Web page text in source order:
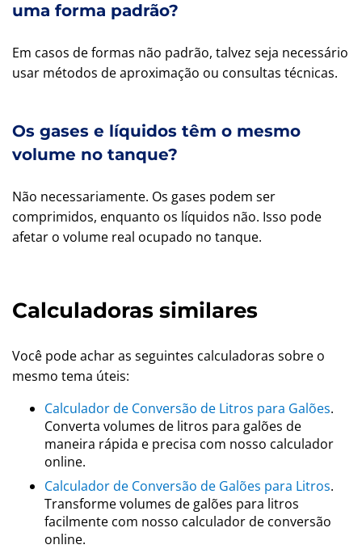
uma forma padrão?
Em casos de formas não padrão, talvez seja necessário
usar métodos de aproximação ou consultas técnicas.
Os gases e líquidos têm o mesmo
volume no tanque?
Não necessariamente. Os gases podem ser
comprimidos, enquanto os líquidos não. Isso pode
afetar o volume real ocupado no tanque.
Calculadoras similares
Você pode achar as seguintes calculadoras sobre o
mesmo tema úteis:
Calculador de Conversão de Litros para Galões.
Converta volumes de litros para galões de
maneira rápida e precisa com nosso calculador
online.
Calculador de Conversão de Galões para Litros.
Transforme volumes de galões para litros
facilmente com nosso calculador de conversão
online.